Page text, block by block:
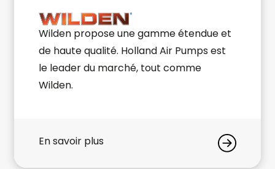
Wilden propose une gamme étendue et
de haute qualité. Holland Air Pumps est
le leader du marché, tout comme
Wilden.
En savoir plus